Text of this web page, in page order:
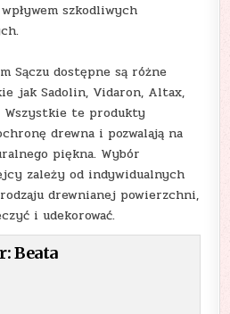
szkodliwych
Sączu dostępne są różne
jak Sadolin, Vidaron, Altax,
Wszystkie te produkty
drewna i pozwalają na
piękna. Wybór
zależy od indywidualnych
drewnianej powierzchni,
i udekorować.
Beata